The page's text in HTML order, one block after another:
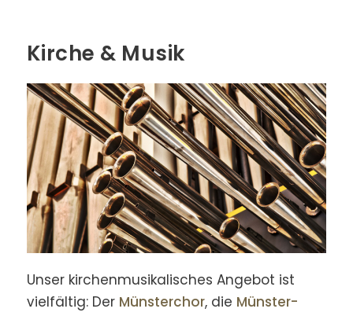
Kirche & Musik
Unser kirchen­musika­lisches Ange­bot ist
vielfältig: Der Münster­chor, die Münster­